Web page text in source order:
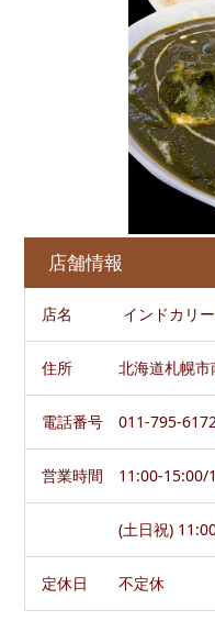
店舗情報
店名 インドカリー
住所 北海道札幌市南
電話番号 011-795-
営業時間 11:00-15:00/
(土日祝) 11:00-
定休日 不定休